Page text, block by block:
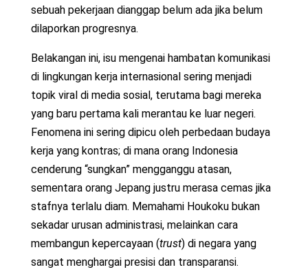
sebuah pekerjaan dianggap belum ada jika belum
dilaporkan progresnya.
Belakangan ini, isu mengenai hambatan komunikasi
di lingkungan kerja internasional sering menjadi
topik viral di media sosial, terutama bagi mereka
yang baru pertama kali merantau ke luar negeri.
Fenomena ini sering dipicu oleh perbedaan budaya
kerja yang kontras; di mana orang Indonesia
cenderung “sungkan” mengganggu atasan,
sementara orang Jepang justru merasa cemas jika
stafnya terlalu diam. Memahami Houkoku bukan
sekadar urusan administrasi, melainkan cara
membangun kepercayaan (trust) di negara yang
sangat menghargai presisi dan transparansi.